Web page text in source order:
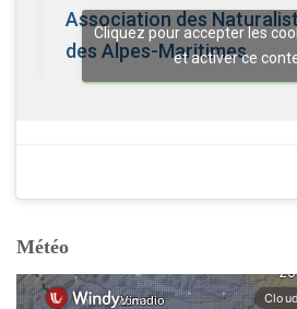
Association des
des Alpes-Maritimes
Cliquez pour accepter les
et activer ce
Météo